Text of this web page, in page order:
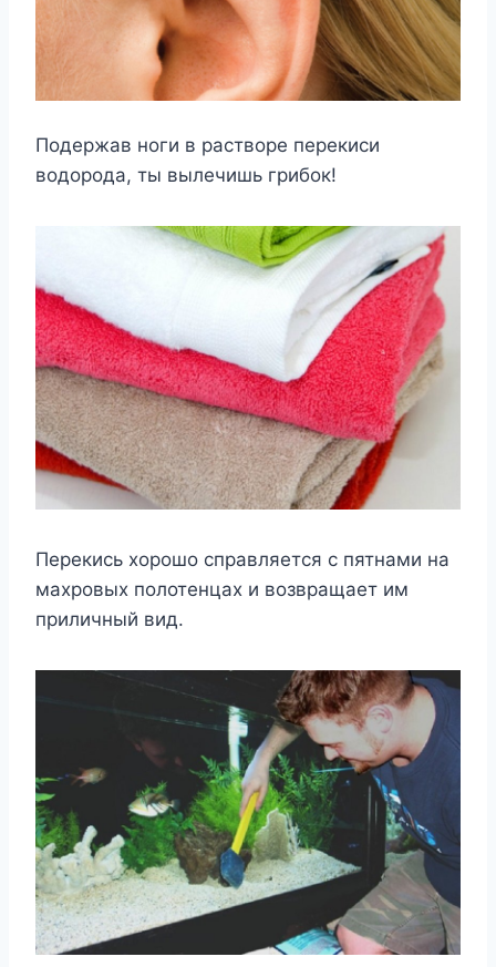
Подержав ноги в растворе перекиси
водорода, ты вылечишь грибок!
Перекись хорошо справляется с пятнами на
махровых полотенцах и возвращает им
приличный вид.